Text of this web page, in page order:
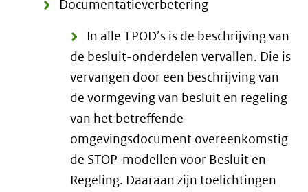
Documentatieverbetering
In alle TPOD’s is de beschrijving van
de besluit-onderdelen vervallen. Die is
vervangen door een beschrijving van
de vormgeving van besluit en regeling
van het betreffende
omgevingsdocument overeenkomstig
de STOP-modellen voor Besluit en
Regeling. Daaraan zijn toelichtingen